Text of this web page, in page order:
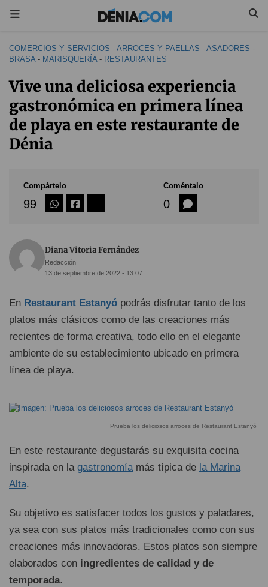
COMERCIOS Y SERVICIOS - ARROCES Y PAELLAS - ASADORES -
BRASA- MARISQUERÍA- RESTAURANTES
Vive una deliciosa experiencia
gastronómica en primera línea
de playa en este restaurante de
Dénia
Compártelo
99
Coméntalo
0
Diana Vitoria Fernández
Redacción
13 de septiembre de 2022 - 13:07
En Restaurant Estanyó podrás disfrutar tanto de los
platos más clásicos como de las creaciones más
recientes de forma creativa, todo ello en el elegante
ambiente de su establecimiento ubicado en primera
línea de playa.
Prueba los deliciosos arroces de Restaurant Estanyó
En este restaurante degustarás su exquisita cocina
inspirada en la gastronomíamás típica de la Marina
Alta.
Su objetivo es satisfacer todos los gustos y paladares,
ya sea con sus platos más tradicionales como con sus
creaciones más innovadoras. Estos platos son siempre
elaborados con ingredientes de calidad y de
temporada.